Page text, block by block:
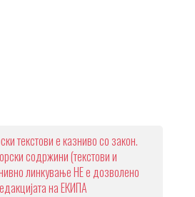
текстови е казниво со закон.
содржини (текстови и
линкување НЕ е дозволено
на ЕКИПА